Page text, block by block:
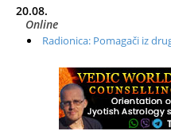
20.08.
Online
Radionica: Pomagači iz
Zagreb+Online
Osnovni ThetaHealing®